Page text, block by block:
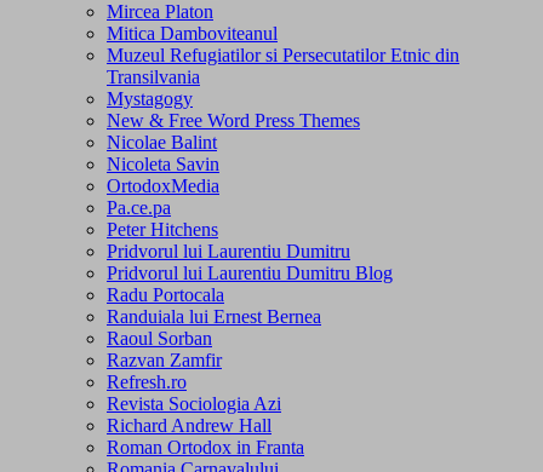
Mircea Platon
Mitica Damboviteanul
Muzeul Refugiatilor si Persecutatilor Etnic din
Transilvania
Mystagogy
New & Free Word Press Themes
Nicolae Balint
Nicoleta Savin
OrtodoxMedia
Pa.ce.pa
Peter Hitchens
Pridvorul lui Laurentiu Dumitru
Pridvorul lui Laurentiu Dumitru Blog
Radu Portocala
Randuiala lui Ernest Bernea
Raoul Sorban
Razvan Zamfir
Refresh.ro
Revista Sociologia Azi
Richard Andrew Hall
Roman Ortodox in Franta